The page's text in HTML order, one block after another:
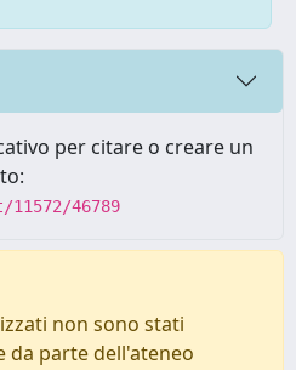
per citare o creare un
46789
non sono stati
da parte dell'ateneo